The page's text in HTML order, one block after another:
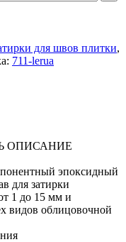
для швов плитки,
711-lerua
ОПИСАНИЕ
эпоксидный
для затирки
1 до 15 мм и
видов облицовочной